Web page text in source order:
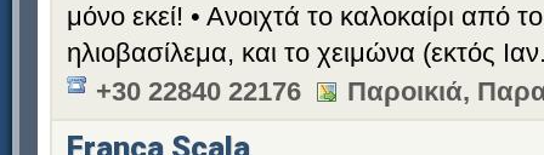
μόνο εκεί! • Ανοιχτά το καλοκαίρι από
ηλιοβασίλεμα, και το χειμώνα (εκτός
+30 22840 22176
Παροικιά,
Franca Scala